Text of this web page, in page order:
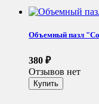
Объемный пазл
380 ₽
Отзывов нет